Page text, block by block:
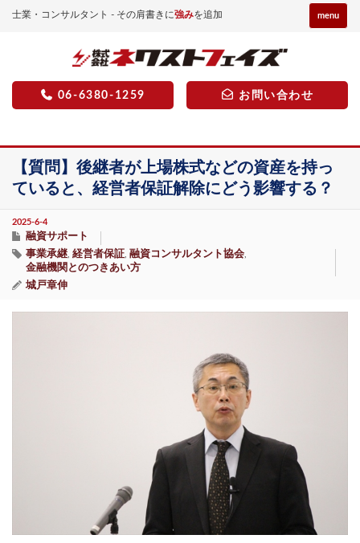
士業・コンサルタント - その肩書きに強みを追加 menu
06-6380-1259 お問い合わせ
【質問】後継者が上場株式などの資産を持っ
ていると、経営者保証解除にどう影響する？
2025-6-4
融資サポート
事業承継 経営者保証 融資コンサルタント協会
金融機関とのつきあい方
城戸章伸